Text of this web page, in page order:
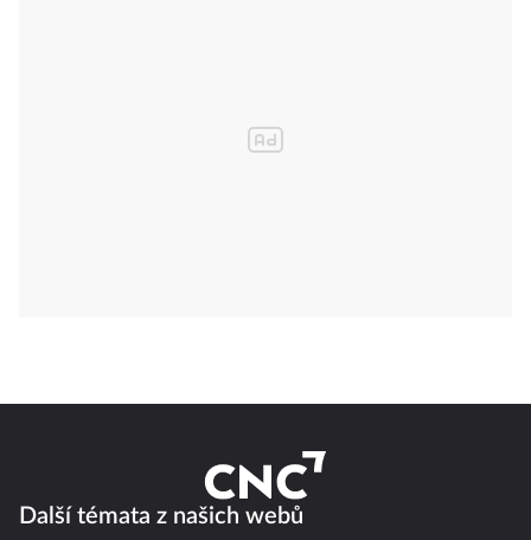
Další témata z našich webů